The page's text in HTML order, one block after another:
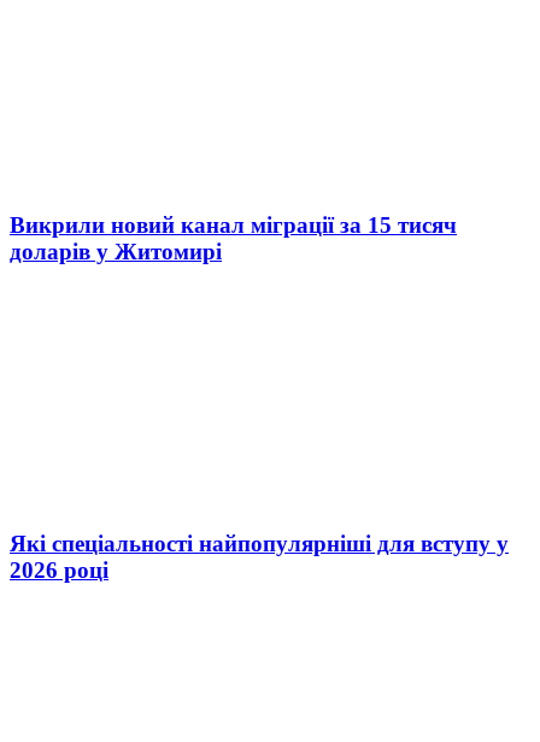
Викрили новий канал міграції за 15 тисяч
доларів у Житомирі
Які спеціальності найпопулярніші для вступу у
2026 році